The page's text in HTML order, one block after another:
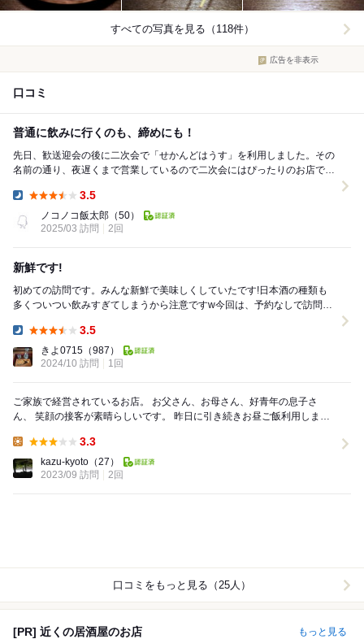
すべての写真を見る（118件）
広告を非表示
口コミ
普通に飲みに行くのも、締めにも！
先日、歓送迎会の後に二次会で「せかんどはうす」を利用しました。その
名前の通り、夜遅くまで営業しているので二次会にはぴったりのお店で
3.5
ノコノコ飯太郎 （50）
2025/03 訪問
2回
新鮮です!
初めての訪問です。みんな新鮮で美味しくしていたです!日本酒の種類も
多くついつい飲みすぎてしまうから注意ですw今回は、予約なしで訪問し
3.5
きよ0715 （987）
2024/10 訪問
1回
ご家族で経営されているお店。 お父さん、お母さん、好青年の息子さ
ん、 笑顔の接客が素晴らしいです。 昨日に引き続きお昼ご飯利用しまし
3.3
kazu-kyoto （27）
2023/09 訪問
2回
口コミをもっと見る（25人）
[PR] 近くの居酒屋のお店 もっと見る